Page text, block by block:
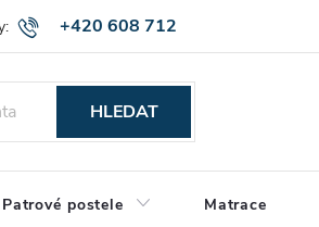
+420 608 712
Montáž a výnos zboží
HLEDAT
Patrové postele Matrace